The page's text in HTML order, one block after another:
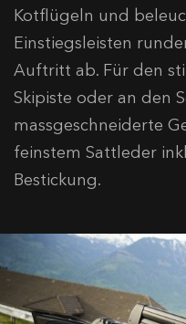
Kotflügeln und
Einstiegsleisten
Auftritt ab. Für den
Skipiste oder an den
massgeschneiderte
feinstem Sattleder
Bestickung.